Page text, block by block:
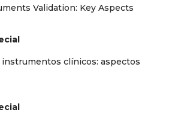
Validation: Key Aspects
instrumentos clínicos: aspectos